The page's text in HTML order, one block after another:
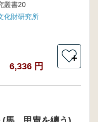
叢書20
化財研究所
6,336 円
＋